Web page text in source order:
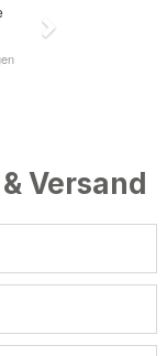
Versand